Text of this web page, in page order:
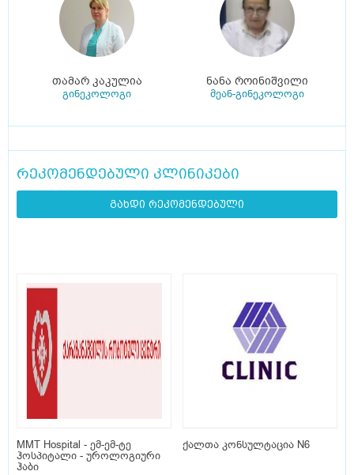
თამარ კაკულია
გინეკოლოგი
ნანა როინიშვილი
მეან-გინეკოლოგი
რეკომენდებული კლინიკები
გახდი რეკომენდებული
MMT Hospital - ემ-ემ-ტე
ჰოსპიტალი - უროლოგიური
ჰაბი
ქალთა კონსულტაცია N6